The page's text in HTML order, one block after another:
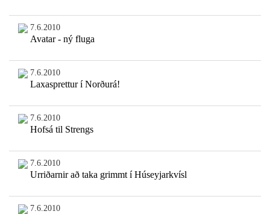
7.6.2010
Avatar - ný fluga
7.6.2010
Laxasprettur í Norðurá!
7.6.2010
Hofsá til Strengs
7.6.2010
Urriðarnir að taka grimmt í Húseyjarkvísl
7.6.2010